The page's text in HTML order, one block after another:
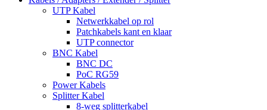
UTP Kabel
Netwerkkabel op rol
Patchkabels kant en klaar
UTP connector
BNC Kabel
BNC DC
PoC RG59
Power Kabels
Splitter Kabel
8-weg splitterkabel